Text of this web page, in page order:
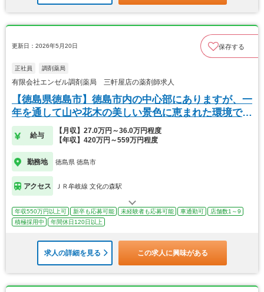
更新日：2026年5月20日 保存する
正社員 調剤薬局
有限会社エンゼル調剤薬局 三軒屋店の薬剤師求人
【徳島県徳島市】徳島市内の中心部にありますが、一
年を通して山や花木の美しい景色に恵まれた環境で
す。
給与
【月収】27.0万円～36.0万円程度
【年収】420万円～559万円程度
勤務地 徳島県 徳島市
アクセス ＪＲ牟岐線 文化の森駅
年収550万円以上可 新卒も応募可能 未経験者も応募可能 車通勤可
店舗数1～9
積極採用中
年間休日120日以上
求人の詳細を見る この求人に興味がある